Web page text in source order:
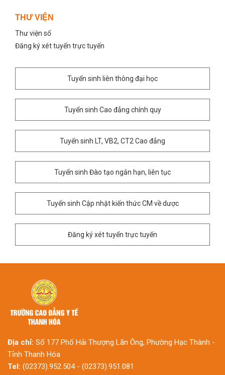
THƯ VIỆN
Thư viện số
Đăng ký xét tuyển trực tuyến
Tuyển sinh liên thông đại học
Tuyển sinh Cao đẳng chính quy
Tuyển sinh LT, VB2, CT2 Cao đẳng
Tuyển sinh Đào tạo ngắn hạn, liên tục
Tuyển sinh Cập nhật kiến thức CM về dược
Đăng ký xét tuyển trực tuyến
Địa chỉ: Số 177 Phố Hải Thượng Lãn Ông, Phường Hạc Thành -
Tỉnh Thanh Hóa
Tel: (02373).952.504 - (02373).951.081